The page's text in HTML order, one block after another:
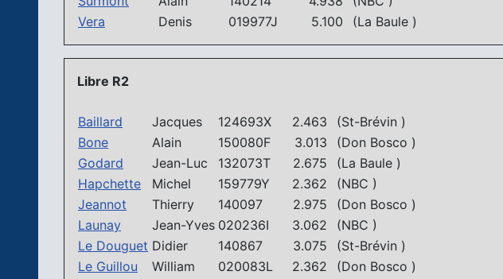
Vera
Denis 019977J 5.100 (La Baule )
Libre R2
Baillard Jacques 124693X 2.463
(St-Brévin )
Bone
Alain 150080F 3.013
(Don Bosco )
Godard
Jean-Luc 132073T 2.675
(La Baule )
Hapchette
Michel 159779Y 2.362
(NBC )
Jeannot
Thierry 140097 2.975
(Don Bosco )
Launay
Jean-Yves 020236I 3.062
(NBC )
Le Douguet Didier 140867 3.075
(St-Brévin )
Le Guillou
William 020083L 2.362
(Don Bosco )